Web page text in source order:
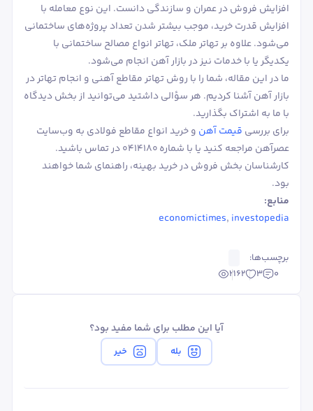
افزایش فروش در عمران و سازندگی دانست. این نوع معامله با
افزایش قدرت خرید، موجب بیشتر شدن تعداد پروژه‌های ساختمانی
می‌شود. علاوه بر تهاتر ملک، تهاتر انواع مصالح ساختمانی با
یکدیگر یا با خدمات نیز در بازار آهن انجام می‌شود.
ما در این مقاله، شما را با روش تهاتر مقاطع آهنی و انجام تهاتر در
بازار آهن آشنا کردیم. هر سؤالی داشتید می‌توانید از بخش دیدگاه
با ما به اشتراک بگذارید.
برای بررسی قیمت آهن و خرید انواع مقاطع فولادی به وب‌سایت
عصرآهن مراجعه کنید یا با شماره 0414180 در تماس باشید.
کارشناسان بخش فروش در خرید بهینه، راهنمای شما خواهند
بود.
منابع:
economictimes, investopedia
برچسب‌ها:
0
3
2162
آیا این مطلب برای شما مفید بود؟
بله خیر